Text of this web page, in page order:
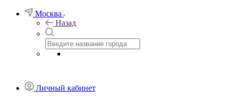
Москва
Назад
Личный кабинет